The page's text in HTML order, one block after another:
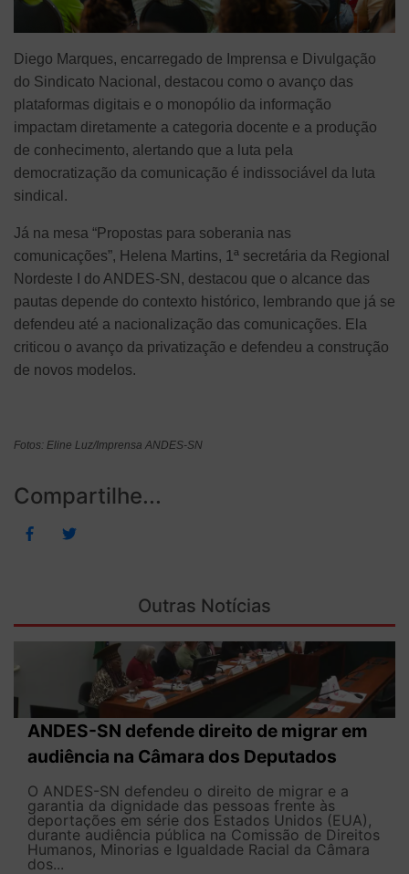
Diego Marques, encarregado de Imprensa e Divulgação
do Sindicato Nacional, destacou como o avanço das
plataformas digitais e o monopólio da informação
impactam diretamente a categoria docente e a produção
de conhecimento, alertando que a luta pela
democratização da comunicação é indissociável da luta
sindical.
Já na mesa “Propostas para soberania nas
comunicações”, Helena Martins, 1ª secretária da Regional
Nordeste I do ANDES-SN, destacou que o alcance das
pautas depende do contexto histórico, lembrando que já se
defendeu até a nacionalização das comunicações. Ela
criticou o avanço da privatização e defendeu a construção
de novos modelos.
Fotos: Eline Luz/Imprensa ANDES-SN
Compartilhe...
Outras Notícias
ANDES-SN defende direito de migrar em
audiência na Câmara dos Deputados
O ANDES-SN defendeu o direito de migrar e a
garantia da dignidade das pessoas frente às
deportações em série dos Estados Unidos (EUA),
durante audiência pública na Comissão de Direitos
Humanos, Minorias e Igualdade Racial da Câmara
dos...